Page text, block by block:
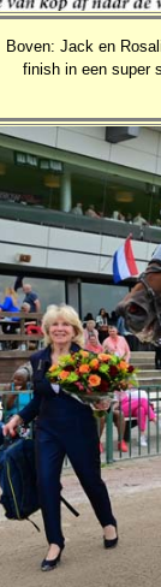
Boven: Jack en
finish in een super